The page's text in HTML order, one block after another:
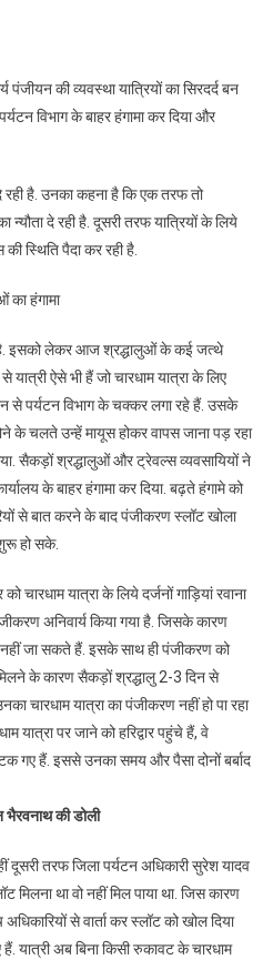
पंजीयन की व्यवस्था यात्रियों का सिरदर्द बन
विभाग के बाहर हंगामा कर दिया और
रही है. उनका कहना है कि एक तरफ तो
न्यौता दे रही है. दूसरी तरफ यात्रियों के लिये
स्थिति पैदा कर रही है.
का हंगामा
है. इसको लेकर आज श्रद्धालुओं के कई जत्थे
यात्री ऐसे भी हैं जो चारधाम यात्रा के लिए
पर्यटन विभाग के चक्कर लगा रहे हैं. उसके
के चलते उन्हें मायूस होकर वापस जाना पड़ रहा
सैकड़ों श्रद्धालुओं और ट्रेवल्स व्यवसायियों ने
के बाहर हंगामा कर दिया. बढ़ते हंगामे को
से बात करने के बाद पंजीकरण स्लॉट खोला
हो सके.
चारधाम यात्रा के लिये दर्जनों गाड़ियां रवाना
अनिवार्य किया गया है. जिसके कारण
नहीं जा सकते हैं. इसके साथ ही पंजीकरण को
मिलने के कारण सैकड़ों श्रद्धालु 2-3 दिन से
चारधाम यात्रा का पंजीकरण नहीं हो पा रहा
यात्रा पर जाने को हरिद्वार पहुंचे हैं, वे
गए हैं. इससे उनका समय और पैसा दोनों बर्बाद
भैरवनाथ की डोली
दूसरी तरफ जिला पर्यटन अधिकारी सुरेश यादव
था वो नहीं मिल पाया था. जिस कारण
से वार्ता कर स्लॉट को खोल दिया
यात्री अब बिना किसी रुकावट के चारधाम